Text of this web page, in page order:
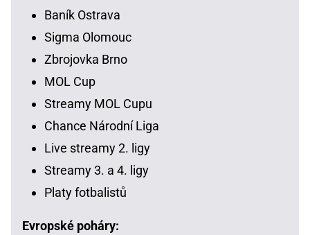
Baník Ostrava
Sigma Olomouc
Zbrojovka Brno
MOL Cup
Streamy MOL Cupu
Chance Národní Liga
Live streamy 2. ligy
Streamy 3. a 4. ligy
Platy fotbalistů
Evropské poháry: